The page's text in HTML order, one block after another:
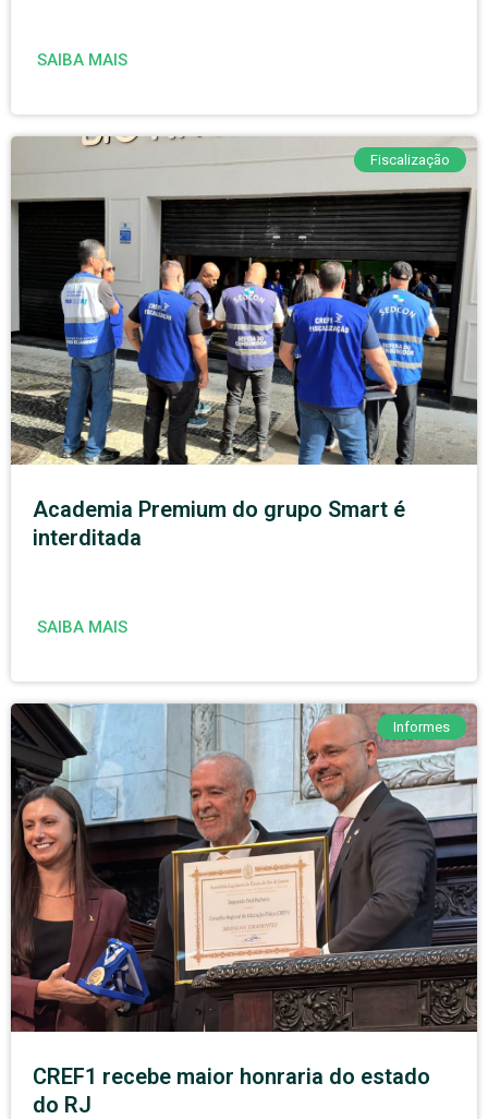
SAIBA MAIS
Fiscalização
Academia Premium do grupo Smart é
interditada
SAIBA MAIS
Informes
CREF1 recebe maior honraria do estado
do RJ